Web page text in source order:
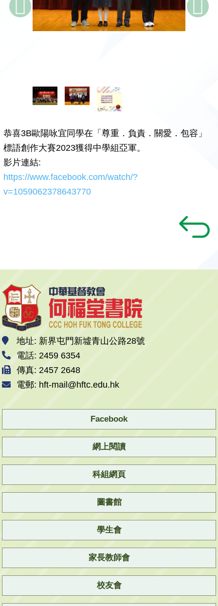
恭喜3B歐陽咏宜同學在「尊重．負責．關愛．包容」
標語創作大賽2023獲得中學組亞軍。
影片連結:
https://www.facebook.com/watch/?
v=1059062378643770
地址: 新界屯門新墟青山公路28號
電話: 2459 6354
傳真: 2457 2648
電郵: hft-mail@hftc.edu.hk
Facebook
網上閱讀
科組網頁
圖書館
學生會
家長教師會
校友會